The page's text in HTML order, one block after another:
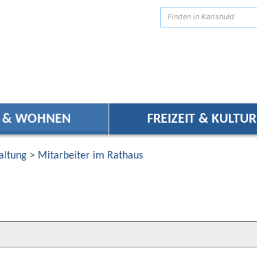
& WOHNEN FREIZEIT & KULTUR
> Mitarbeiter im Rathaus